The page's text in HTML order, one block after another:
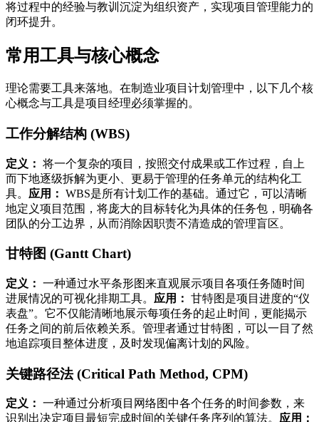
将过程中的经验与教训沉淀为组织资产，实现项目管理能力的
闭环提升。
常用工具与核心概念
理论需要工具来落地。在制造业项目计划管理中，以下几个核
心概念与工具是项目经理必须掌握的。
工作分解结构 (WBS)
定义： 将一个复杂的项目，按照交付成果或工作过程，自上
而下地逐级拆解为更小、更易于管理的任务单元的结构化工
具。 应用： WBS是所有计划工作的基础。通过它，可以清晰
地定义项目范围，将庞大的目标转化为具体的任务包，明确各
团队的分工边界，从而消除因职责不清造成的管理盲区。
甘特图 (Gantt Chart)
定义： 一种通过水平条形图来直观展示项目各项任务随时间
进展情况的可视化排期工具。 应用： 甘特图是项目进度的“仪
表盘”。它不仅能清晰地展示每项任务的起止时间，更能揭示
任务之间的前后依赖关系。管理者通过甘特图，可以一目了然
地追踪项目整体进度，及时发现偏离计划的风险。
关键路径法 (Critical Path Method, CPM)
定义： 一种通过分析项目网络图中各个任务的时间参数，来
识别出决定项目最短完成时间的关键任务序列的算法。 应用：